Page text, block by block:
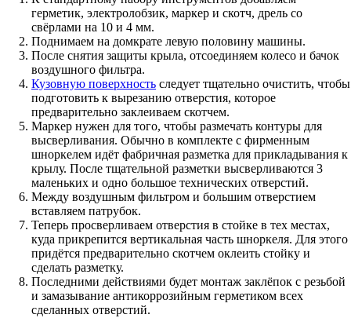
герметик, электролобзик, маркер и скотч, дрель со
свёрлами на 10 и 4 мм.
Поднимаем на домкрате левую половину машины.
После снятия защиты крыла, отсоединяем колесо и бачок
воздушного фильтра.
Кузовную поверхность следует тщательно очистить, чтобы
подготовить к вырезанию отверстия, которое
предварительно заклеиваем скотчем.
Маркер нужен для того, чтобы размечать контуры для
высверливания. Обычно в комплекте с фирменным
шноркелем идёт фабричная разметка для прикладывания к
крылу. После тщательной разметки высверливаются 3
маленьких и одно большое технических отверстий.
Между воздушным фильтром и большим отверстием
вставляем патрубок.
Теперь просверливаем отверстия в стойке в тех местах,
куда прикрепится вертикальная часть шноркеля. Для этого
придётся предварительно скотчем оклеить стойку и
сделать разметку.
Последними действиями будет монтаж заклёпок с резьбой
и замазывание антикоррозийным герметиком всех
сделанных отверстий.